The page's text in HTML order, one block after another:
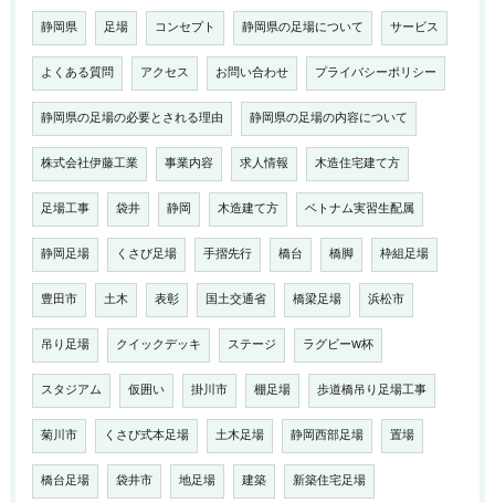
静岡県 足場 コンセプト 静岡県の足場について サービス
よくある質問 アクセス お問い合わせ プライバシーポリシー
静岡県の足場の必要とされる理由 静岡県の足場の内容について
株式会社伊藤工業 事業内容 求人情報 木造住宅建て方
足場工事 袋井 静岡 木造建て方 ベトナム実習生配属
静岡足場 くさび足場 手摺先行 橋台 橋脚 枠組足場
豊田市 土木 表彰 国土交通省 橋梁足場 浜松市
吊り足場 クイックデッキ ステージ ラグビーW杯
スタジアム 仮囲い 掛川市 棚足場 歩道橋吊り足場工事
菊川市 くさび式本足場 土木足場 静岡西部足場 置場
橋台足場 袋井市 地足場 建築 新築住宅足場